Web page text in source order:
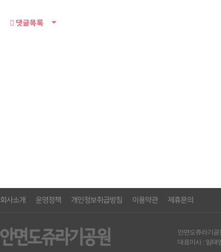
댓글목록
회사소개 운영정책 개인정보취급방침 이용약관 제휴문의
안면도쥬라기공
대표이사 : 임태